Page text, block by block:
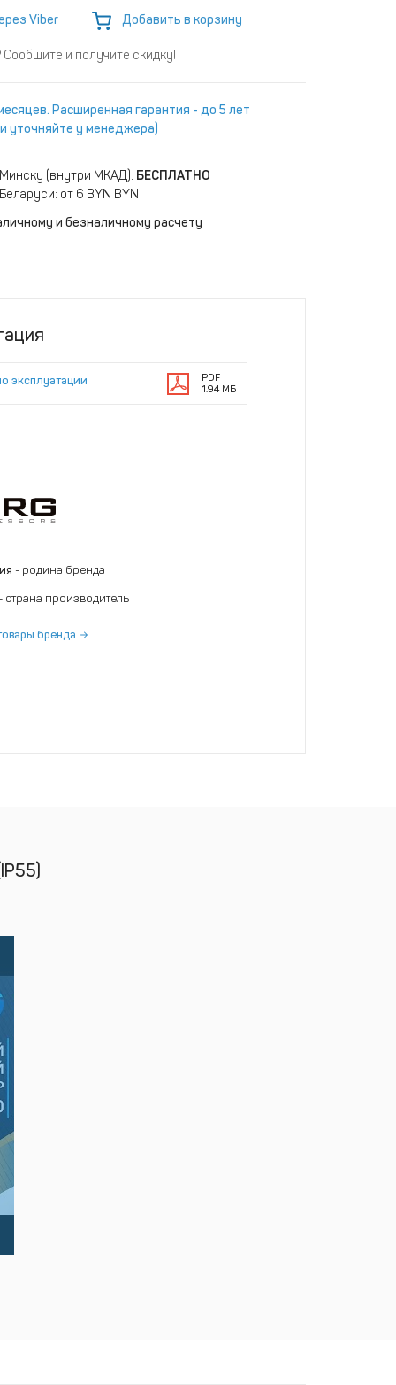
Viber Добавить в корзину
и получите скидку!
Расширенная гарантия - до 5 лет
уточняйте у менеджера)
(внутри МКАД): БЕСПЛАТНО
от 6 BYN BYN
и безналичному расчету
эксплуатации
PDF
1.94 МБ
- родина бренда
- страна производитель
бренда